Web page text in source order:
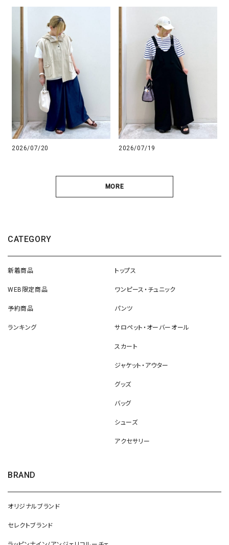
2026/07/20 2026/07/19
MORE
CATEGORY
新着商品
WEB限定商品
予約商品
ランキング
トップス
ワンピース・チュニック
パンツ
サロペット・オーバーオール
スカート
ジャケット・アウター
グッズ
バッグ
シューズ
アクセサリー
BRAND
オリジナルブランド
セレクトブランド